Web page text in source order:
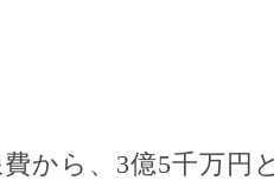
から、3億5千万円と